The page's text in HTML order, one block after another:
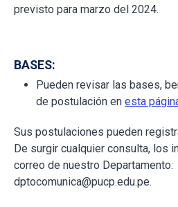
previsto para marzo del 2024.
BASES:
Pueden revisar las bases,
de postulación en esta
Sus postulaciones pueden
De surgir cualquier consulta, los
correo de nuestro Departamento:
dptocomunica@pucp.edu.pe.